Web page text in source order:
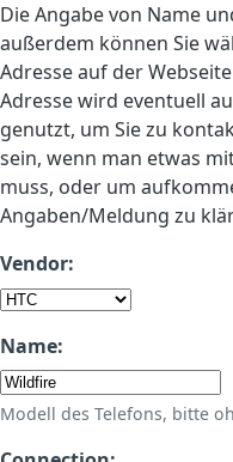
Die Angabe von Name
außerdem können Sie
Adresse auf der
Adresse wird eventuell
genutzt, um Sie zu
sein, wenn man etwas
muss, oder um
Angaben/Meldung zu
Vendor:
Name:
Modell des Telefons, bitte